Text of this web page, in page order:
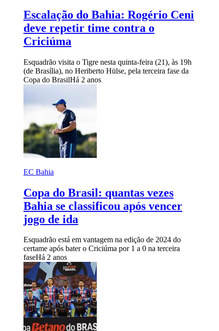
Escalação do Bahia: Rogério Ceni
deve repetir time contra o
Criciúma
Esquadrão visita o Tigre nesta quinta-feira (21), às 19h
(de Brasília), no Heriberto Hülse, pela terceira fase da
Copa do BrasilHá 2 anos
EC Bahia
Copa do Brasil: quantas vezes
Bahia se classificou após vencer
jogo de ida
Esquadrão está em vantagem na edição de 2024 do
certame após bater o Criciúma por 1 a 0 na terceira
faseHá 2 anos